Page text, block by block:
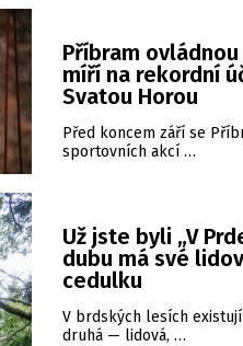
Příbram
míří na rekordní
Svatou Horou
Před koncem září se
sportovních akcí …
Už jste byli „V
dubu má své
cedulku
V brdských lesích
druhá — lidová, …